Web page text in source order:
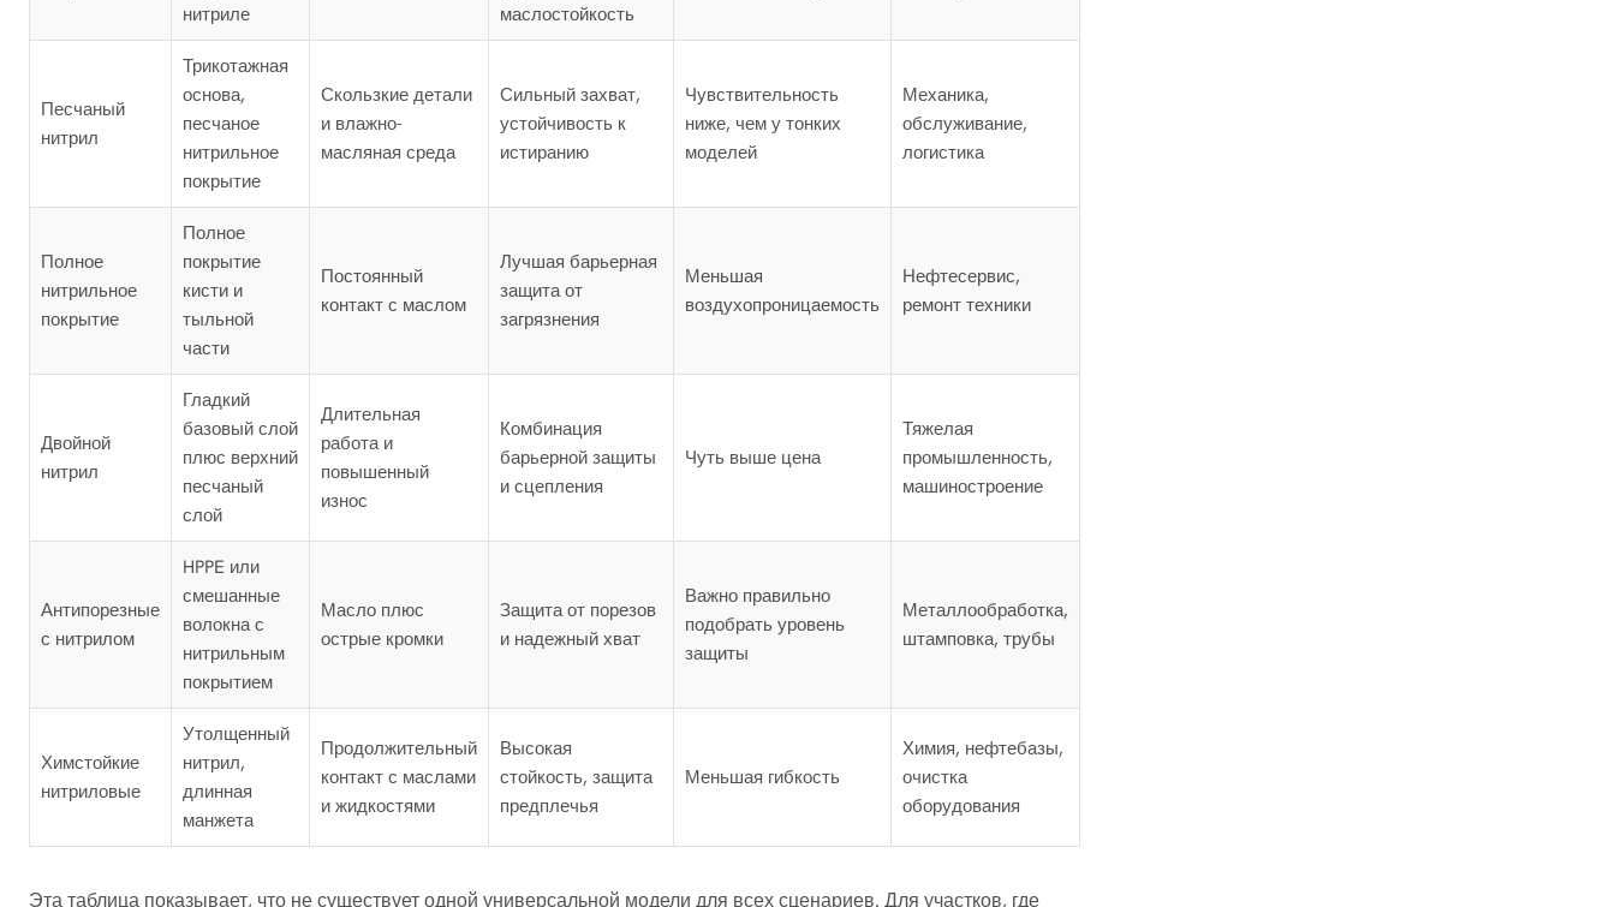
нитриле
маслостойкость
Песчаный
нитрил
Трикотажная
основа,
песчаное
нитрильное
покрытие
Скользкие детали
и влажно-
масляная среда
Сильный захват,
устойчивость к
истиранию
Чувствительность
ниже, чем у тонких
моделей
Механика,
обслуживание,
логистика
Полное
нитрильное
покрытие
Полное
покрытие
кисти и
тыльной
части
Постоянный
контакт с маслом
Лучшая барьерная
защита от
загрязнения
Меньшая
воздухопроницаемость
Нефтесервис,
ремонт техники
Двойной
нитрил
Гладкий
базовый слой
плюс верхний
песчаный
слой
Длительная
работа и
повышенный
износ
Комбинация
барьерной защиты
и сцепления
Чуть выше цена
Тяжелая
промышленность,
машиностроение
Антипорезные
с нитрилом
HPPE или
смешанные
волокна с
нитрильным
покрытием
Масло плюс
острые кромки
Защита от порезов
и надежный хват
Важно правильно
подобрать уровень
защиты
Металлообработка,
штамповка, трубы
Химстойкие
нитриловые
Утолщенный
нитрил,
длинная
манжета
Продолжительный
контакт с маслами
и жидкостями
Высокая
стойкость, защита
предплечья
Меньшая гибкость
Химия, нефтебазы,
очистка
оборудования
Эта таблица показывает, что не существует одной универсальной модели для всех сценариев. Для участков, где